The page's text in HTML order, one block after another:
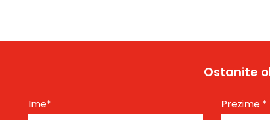
Ostanite
Ime* Prezime *